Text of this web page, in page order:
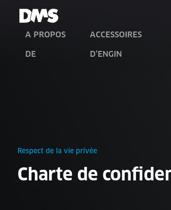
A PROPOS
DE
ACCESSOIRES
D’ENGIN
Respect de la vie privée
Charte de